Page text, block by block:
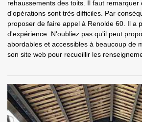
rehaussements des toits. Il faut remarquer
d'opérations sont très difficiles. Par
proposer de faire appel à Renolde 60. Il a
d'expérience. N'oubliez pas qu'il peut
abordables et accessibles à beaucoup de
son site web pour recueillir les